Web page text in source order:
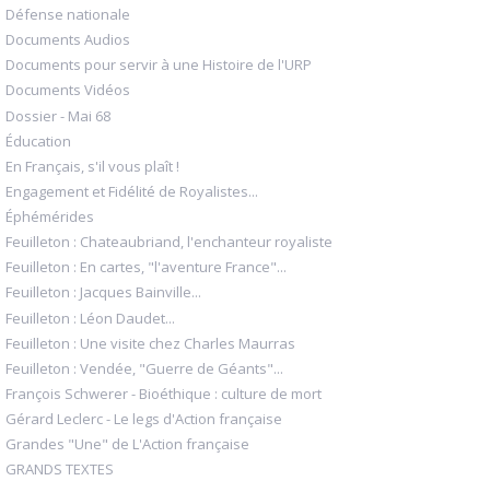
Défense nationale
Documents Audios
Documents pour servir à une Histoire de l'URP
Documents Vidéos
Dossier - Mai 68
Éducation
En Français, s'il vous plaît !
Engagement et Fidélité de Royalistes...
Éphémérides
Feuilleton : Chateaubriand, l'enchanteur royaliste
Feuilleton : En cartes, "l'aventure France"...
Feuilleton : Jacques Bainville...
Feuilleton : Léon Daudet...
Feuilleton : Une visite chez Charles Maurras
Feuilleton : Vendée, "Guerre de Géants"...
François Schwerer - Bioéthique : culture de mort
Gérard Leclerc - Le legs d'Action française
Grandes "Une" de L'Action française
GRANDS TEXTES